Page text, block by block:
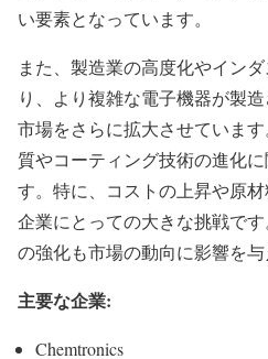
い要素となっています。
また、製造業の高度化やイン
り、より複雑な電子機器が製
市場をさらに拡大させていま
質やコーティング技術の進化
す。特に、コストの上昇や原材
企業にとっての大きな挑戦で
の強化も市場の動向に影響を与
主要な企業:
Chemtronics